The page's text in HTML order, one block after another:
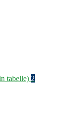
tabelle) 2